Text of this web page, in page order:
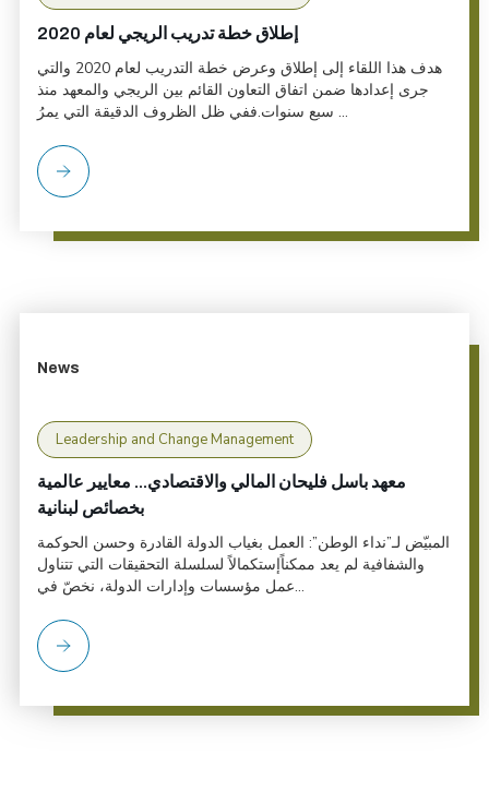
إطلاق خطة تدريب الريجي لعام 2020
هدف هذا اللقاء إلى إطلاق وعرض خطة التدريب لعام 2020 والتي
جرى إعدادها ضمن اتفاق التعاون القائم بين الريجي والمعهد منذ
سبع سنوات.ففي ظل الظروف الدقيقة التي يمرُ ...
News
Leadership and Change Management
معهد باسل فليحان المالي والاقتصادي... معايير عالمية
بخصائص لبنانية
المبيّض لـ”نداء الوطن”: العمل بغياب الدولة القادرة وحسن الحوكمة
والشفافية لم يعد ممكناًإستكمالاً لسلسلة التحقيقات التي تتناول
عمل مؤسسات وإدارات الدولة، نخصّ في...